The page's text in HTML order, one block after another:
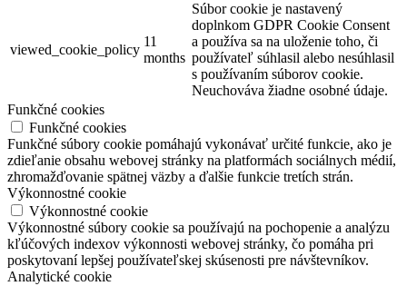
viewed_cookie_policy
11
months
Súbor cookie je nastavený
doplnkom GDPR Cookie Consent
a používa sa na uloženie toho, či
používateľ súhlasil alebo nesúhlasil
s používaním súborov cookie.
Neuchováva žiadne osobné údaje.
Funkčné cookies
Funkčné cookies
Funkčné súbory cookie pomáhajú vykonávať určité funkcie, ako je
zdieľanie obsahu webovej stránky na platformách sociálnych médií,
zhromažďovanie spätnej väzby a ďalšie funkcie tretích strán.
Výkonnostné cookie
Výkonnostné cookie
Výkonnostné súbory cookie sa používajú na pochopenie a analýzu
kľúčových indexov výkonnosti webovej stránky, čo pomáha pri
poskytovaní lepšej používateľskej skúsenosti pre návštevníkov.
Analytické cookie